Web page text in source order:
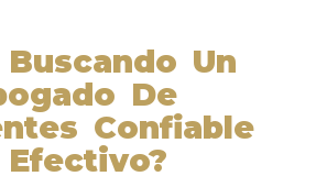
Buscando Un
De
Confiable
Efectivo?